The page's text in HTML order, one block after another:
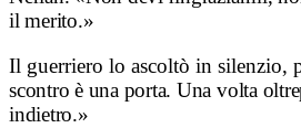
il merito.»
Il guerriero lo ascoltò in silenzio,
scontro è una porta. Una volta
indietro.»